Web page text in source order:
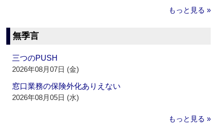
もっと見る »
無季言
三つのPUSH
2026年08月07日 (金)
窓口業務の保険外化ありえない
2026年08月05日 (水)
もっと見る »